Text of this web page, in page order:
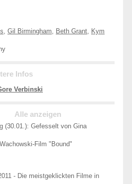
, Gil Birmingham, Beth Grant, Kym
Infos
Verbinski
Alle anzeigen
(30.01.): Gefesselt von Gina
Film "Bound"
- Die meistgeklickten Filme in